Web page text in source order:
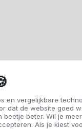
en vergelijkbare
dat de website goed
beetje beter. Wil je
Als je kiest